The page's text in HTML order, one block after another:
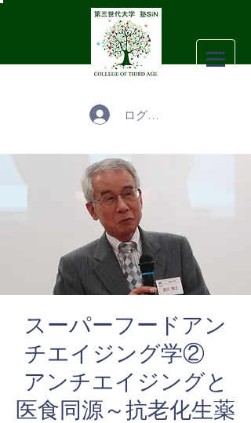
ログイン
スーパーフードアン
チエイジング学②
アンチエイジングと
医食同源～抗老化生薬